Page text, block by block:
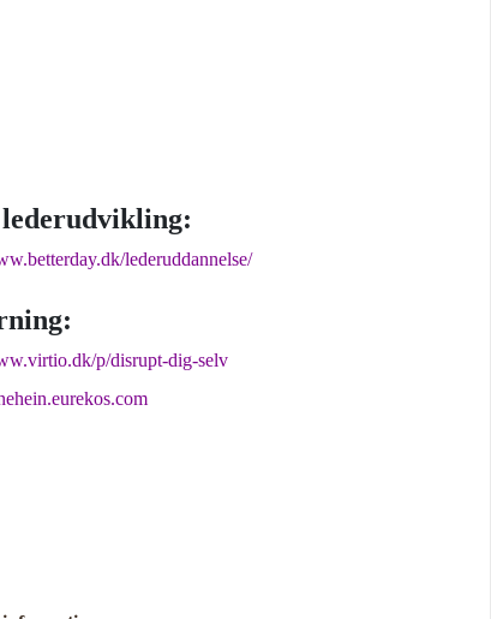
lederuddannelse/
p/disrupt-dig-selv